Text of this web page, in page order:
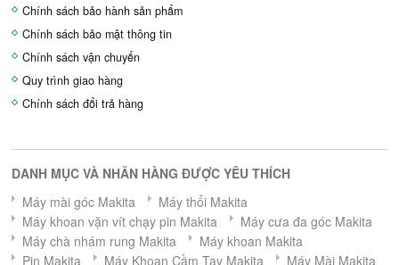
Chính sách bảo hành sản phẩm
Chính sách bảo mật thông tin
Chính sách vận chuyển
Quy trình giao hàng
Chính sách đổi trả hàng
DANH MỤC VÀ NHÃN HÀNG ĐƯỢC YÊU THÍCH
Máy mài góc Makita
Máy thổi Makita
Máy khoan vặn vít chạy pin Makita
Máy cưa đa góc Makita
Máy chà nhám rung Makita
Máy khoan Makita
Pin Makita
Máy Khoan Cầm Tay Makita Máy Mài Makita